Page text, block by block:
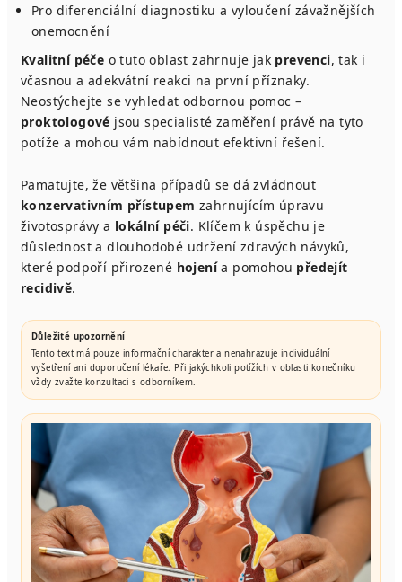
Pro diferenciální diagnostiku a vyloučení závažnějších
onemocnění
Kvalitní péče o tuto oblast zahrnuje jak prevenci, tak i
včasnou a adekvátní reakci na první příznaky.
Neostýchejte se vyhledat odbornou pomoc –
proktologové jsou specialisté zaměření právě na tyto
potíže a mohou vám nabídnout efektivní řešení.
Pamatujte, že většina případů se dá zvládnout
konzervativním přístupem zahrnujícím úpravu
životosprávy a lokální péči. Klíčem k úspěchu je
důslednost a dlouhodobé udržení zdravých návyků,
které podpoří přirozené hojenía pomohou předejít
recidivě.
Důležité upozornění
Tento text má pouze informační charakter a nenahrazuje individuální
vyšetření ani doporučení lékaře. Při jakýchkoli potížích v oblasti konečníku
vždy zvažte konzultaci s odborníkem.